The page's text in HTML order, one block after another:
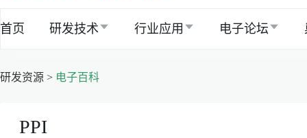
首页 研发技术 行业应用 电子论坛
研发资源 > 电子百科
PPI